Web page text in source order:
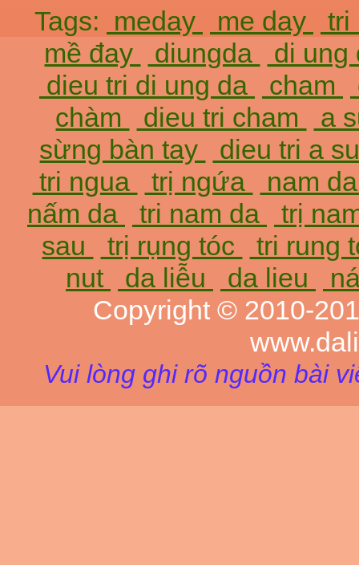
Tags: meday me day
tri
mề đay
diungda
di
dieu tri di ung da
cham
chàm
dieu tri cham
a
sừng bàn tay
dieu tri a
tri ngua
trị ngứa
nam
nấm da
tri nam da
trị
sau
trị rụng tóc
tri rung
nut
da liễu da lieu
Copyright © 2010-
Vui lòng ghi rõ nguồn bài